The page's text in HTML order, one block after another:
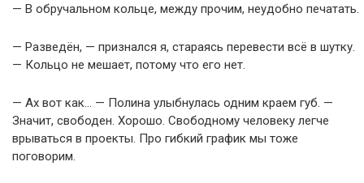
— В обручальном кольце, между прочим, неудобно печатать.
— Разведён, — признался я, стараясь перевести всё в шутку.
— Кольцо не мешает, потому что его нет.
— Ах вот как… — Полина улыбнулась одним краем губ. —
Значит, свободен. Хорошо. Свободному человеку легче
врываться в проекты. Про гибкий график мы тоже
поговорим.